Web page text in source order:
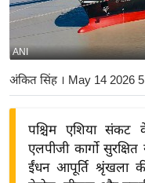
ष्ट्री
बि
ज़
ने
द्यो
ANI
अंकित सिंह। May 14 2026
पश्चिम एशिया
एलपीजी कार्गो
ईंधन आपूर्ति श्रृंखला